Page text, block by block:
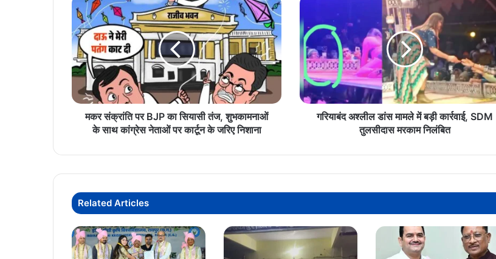
संक्रांति
पर
BJP
का
सियासी
तंज,
शुभकामनाओं
के
कांग्रेस
पर
जरिए
निशाना
मकर संक्रांति पर BJP का सियासी तंज, शुभकामनाओं
के साथ कांग्रेस नेताओं पर कार्टून के जरिए निशाना
डांस
मामले
में
बड़ी
कार्रवाई,
SDM
तुलसीदास
मरकामगरियाबंद अश्लील डांस मामले में बड़ी कार्रवाई, SDM
तुलसीदास मरकाम निलंबित
Related Articles